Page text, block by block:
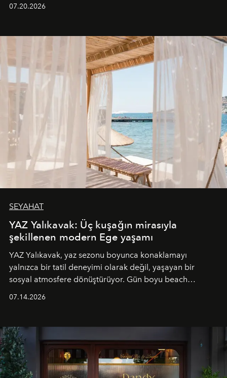
07.20.2026
SEYAHAT
YAZ Yalıkavak: Üç kuşağın mirasıyla
şekillenen modern Ege yaşamı
YAZ Yalıkavak, yaz sezonu boyunca konaklamayı
yalnızca bir tatil deneyimi olarak değil, yaşayan bir
sosyal atmosfere dönüştürüyor. Gün boyu beach
tematik gastronomi geceleri misafirlerle buluşuyor.
Paylaşıma, lezzete ve müziğe odaklanan bu özel
akşamlar, YAZ’ın sade lüks anlayışını gün batımından
geceye taşıyarak her hafta farklı bir deneyim sunuyor.
07.14.2026